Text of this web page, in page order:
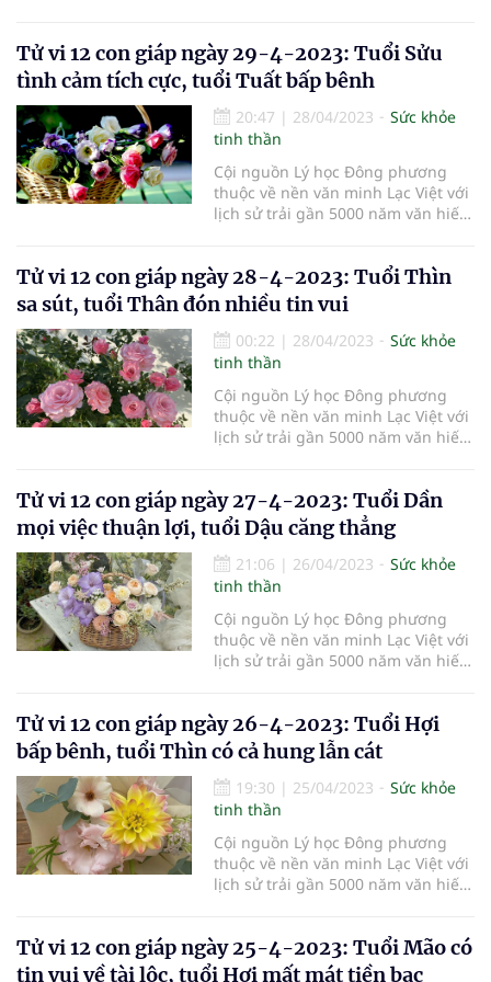
học nhất quán, hoàn chỉnh, có tính
hợp lý nội tại, tính quy luật và tính
khách quan, miêu tả cu
Tử vi 12 con giáp ngày 29-4-2023: Tuổi Sửu
tình cảm tích cực, tuổi Tuất bấp bênh
20:47 | 28/04/2023
Sức khỏe
tinh thần
Cội nguồn Lý học Đông phương
thuộc về nền văn minh Lạc Việt với
lịch sử trải gần 5000 năm văn hiến,
học nhất quán, hoàn chỉnh, có tính
hợp lý nội tại, tính quy luật và tính
khách quan, miêu tả cu
Tử vi 12 con giáp ngày 28-4-2023: Tuổi Thìn
sa sút, tuổi Thân đón nhiều tin vui
00:22 | 28/04/2023
Sức khỏe
tinh thần
Cội nguồn Lý học Đông phương
thuộc về nền văn minh Lạc Việt với
lịch sử trải gần 5000 năm văn hiến,
học nhất quán, hoàn chỉnh, có tính
hợp lý nội tại, tính quy luật và tính
khách quan, miêu tả cu
Tử vi 12 con giáp ngày 27-4-2023: Tuổi Dần
mọi việc thuận lợi, tuổi Dậu căng thẳng
21:06 | 26/04/2023
Sức khỏe
tinh thần
Cội nguồn Lý học Đông phương
thuộc về nền văn minh Lạc Việt với
lịch sử trải gần 5000 năm văn hiến,
học nhất quán, hoàn chỉnh, có tính
hợp lý nội tại, tính quy luật và tính
khách quan, miêu tả cu
Tử vi 12 con giáp ngày 26-4-2023: Tuổi Hợi
bấp bênh, tuổi Thìn có cả hung lẫn cát
19:30 | 25/04/2023
Sức khỏe
tinh thần
Cội nguồn Lý học Đông phương
thuộc về nền văn minh Lạc Việt với
lịch sử trải gần 5000 năm văn hiến,
học nhất quán, hoàn chỉnh, có tính
hợp lý nội tại, tính quy luật và tính
Tử vi 12 con giáp ngày 25-4-2023: Tuổi Mão có
tin vui về tài lộc, tuổi Hợi mất mát tiền bạc